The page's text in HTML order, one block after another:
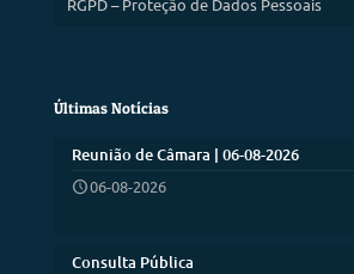
Últimas Notícias
Reunião de Câmara | 06-08-2026
06-08-2026
Consulta Pública